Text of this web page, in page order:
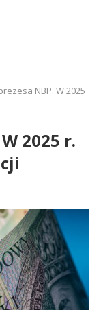
NBP. W 2025
2025 r.